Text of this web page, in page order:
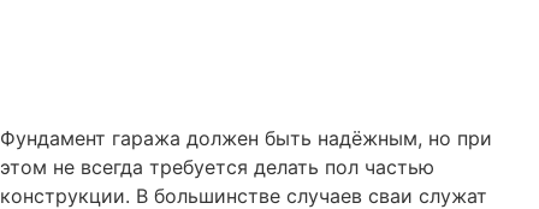
Фундамент гаража должен быть надёжным, но при
этом не всегда требуется делать пол частью
конструкции. В большинстве случаев сваи служат